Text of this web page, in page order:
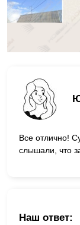
Все отлично!
слышали, что
Наш ответ: